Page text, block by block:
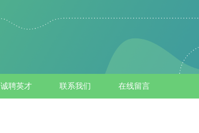
诚聘英才 联系我们 在线留言